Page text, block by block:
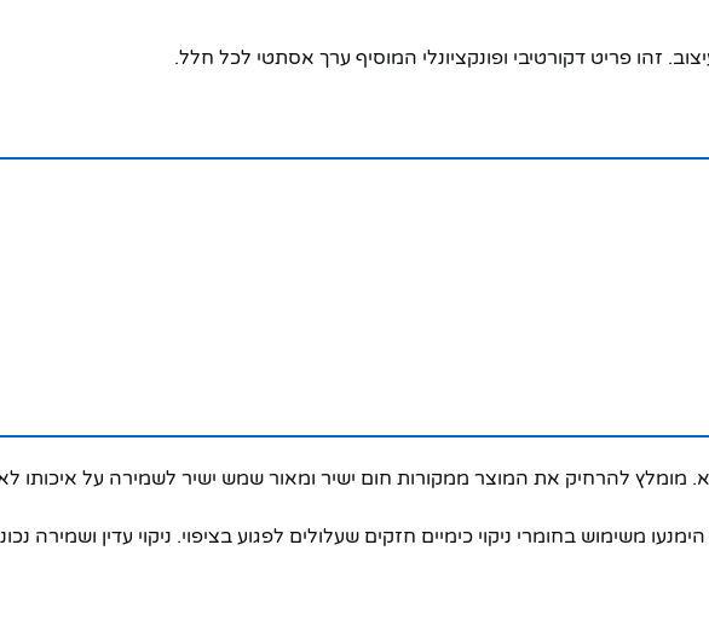
זהו פריט דקורטיבי ופונקציונלי המוסיף ערך אסתטי לכל חלל.
להרחיק את המוצר ממקורות חום ישיר ומאור שמש ישיר לשמירה על איכותו
משימוש בחומרי ניקוי כימיים חזקים שעלולים לפגוע בציפוי. ניקוי עדין ושמירה